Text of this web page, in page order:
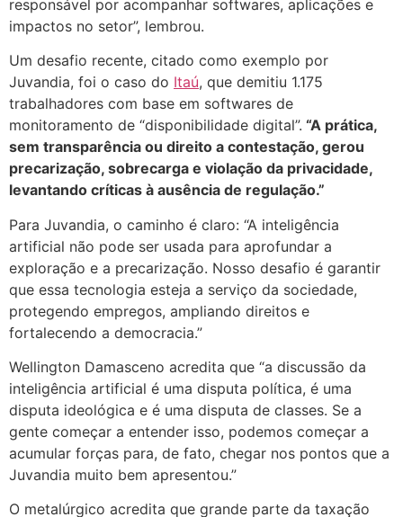
responsável por acompanhar softwares, aplicações e
impactos no setor”, lembrou.
Um desafio recente, citado como exemplo por
Juvandia, foi o caso do Itaú, que demitiu 1.175
trabalhadores com base em softwares de
monitoramento de “disponibilidade digital”. “A prática,
sem transparência ou direito a contestação, gerou
precarização, sobrecarga e violação da privacidade,
levantando críticas à ausência de regulação.”
Para Juvandia, o caminho é claro: “A inteligência
artificial não pode ser usada para aprofundar a
exploração e a precarização. Nosso desafio é garantir
que essa tecnologia esteja a serviço da sociedade,
protegendo empregos, ampliando direitos e
fortalecendo a democracia.”
Wellington Damasceno acredita que “a discussão da
inteligência artificial é uma disputa política, é uma
disputa ideológica e é uma disputa de classes. Se a
gente começar a entender isso, podemos começar a
acumular forças para, de fato, chegar nos pontos que a
Juvandia muito bem apresentou.”
O metalúrgico acredita que grande parte da taxação